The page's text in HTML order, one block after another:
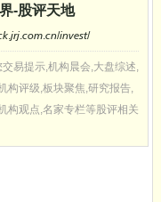
-股评天地
invest/
易提示,机构晨会,大盘综述,
构评级,板块聚焦,研究报告,
构观点,名家专栏等股评相关